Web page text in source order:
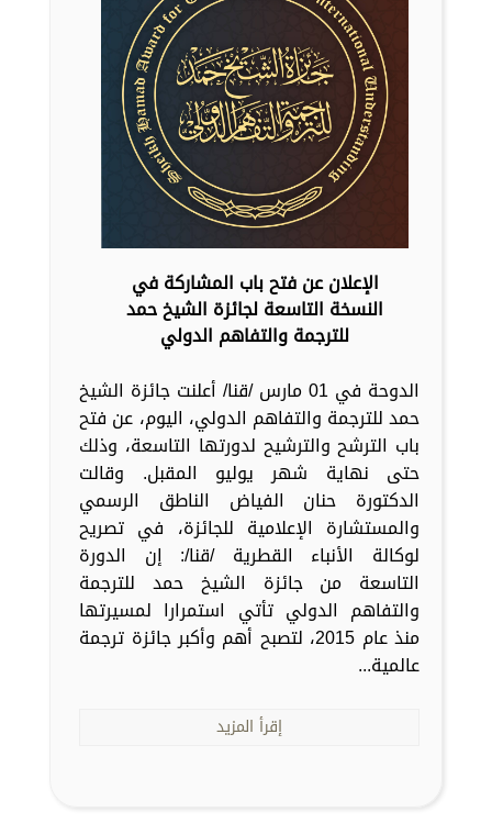
الإعلان عن فتح باب المشاركة في
النسخة التاسعة لجائزة الشيخ حمد
للترجمة والتفاهم الدولي
الدوحة في 01 مارس /قنا/ أعلنت جائزة الشيخ
حمد للترجمة والتفاهم الدولي، اليوم، عن فتح
باب الترشح والترشيح لدورتها التاسعة، وذلك
حتى نهاية شهر يوليو المقبل. وقالت
الدكتورة حنان الفياض الناطق الرسمي
والمستشارة الإعلامية للجائزة، في تصريح
لوكالة الأنباء القطرية /قنا/: إن الدورة
التاسعة من جائزة الشيخ حمد للترجمة
والتفاهم الدولي تأتي استمرارا لمسيرتها
منذ عام 2015، لتصبح أهم وأكبر جائزة ترجمة
عالمية...
إقرأ المزيد